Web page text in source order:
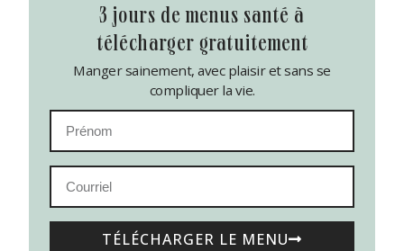
3 jours de menus santé à
télécharger gratuitement
Manger sainement, avec plaisir et sans se
compliquer la vie.
TÉLÉCHARGER LE MENU